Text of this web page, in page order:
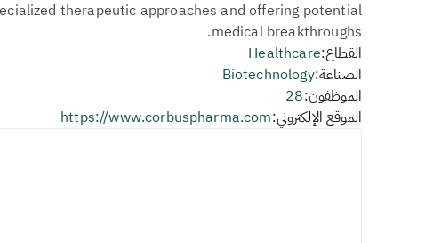
therapeutic approaches and offering potential
medical breakthroughs.
القطاع:Healthcare
الصناعة:Biotechnology
الموظفون:28
الموقع الإلكتروني:https://www.corbuspharma.com